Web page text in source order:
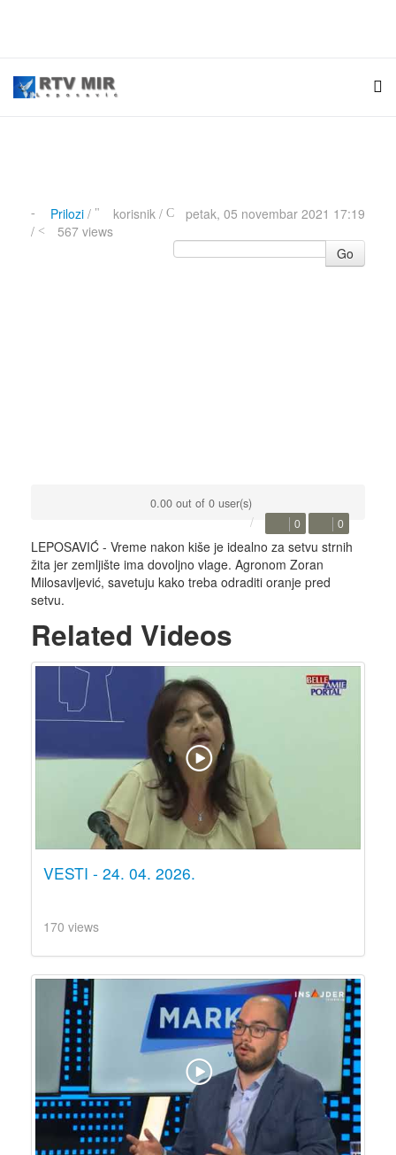
Prilozi/ korisnik /
petak, 05 novembar 2021 17:19
/
567 views
Go
0.00 out of 0 user(s)
0 0
LEPOSAVIĆ - Vreme nakon kiše je idealno za setvu strnih
žita jer zemljište ima dovoljno vlage. Agronom Zoran
Milosavljević, savetuju kako treba odraditi oranje pred
setvu.
Related Videos
VESTI - 24. 04. 2026.
170 views